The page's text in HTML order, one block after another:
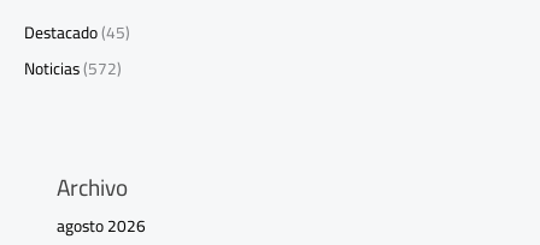
Destacado(45)
Noticias(572)
Archivo
agosto 2026